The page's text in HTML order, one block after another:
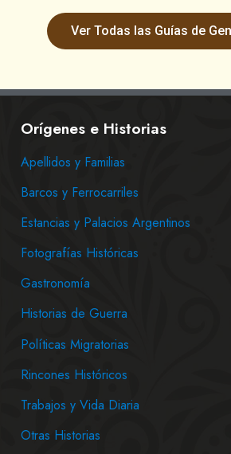
Ver Todas las Guías de
Orígenes e Historias
Apellidos y Familias
Barcos y Ferrocarriles
Estancias y Palacios Argentinos
Fotografías Históricas
Gastronomía
Historias de Guerra
Políticas Migratorias
Rincones Históricos
Trabajos y Vida Diaria
Otras Historias